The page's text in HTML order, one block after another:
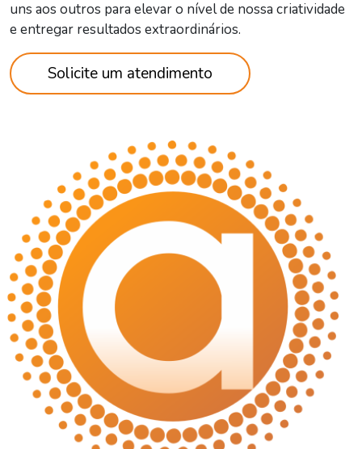
uns aos outros para elevar o nível de nossa criatividade
e entregar resultados extraordinários.
Solicite um atendimento